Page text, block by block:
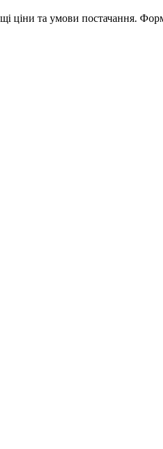
та умови постачання.